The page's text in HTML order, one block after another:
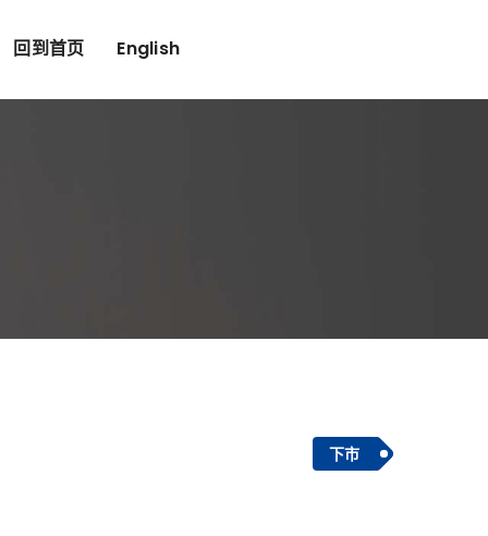
回到首页 English
下市